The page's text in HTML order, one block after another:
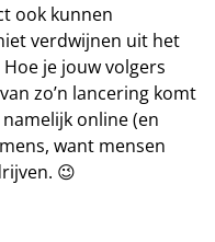
ook kunnen
verdwijnen uit het
je jouw volgers
zo’n lancering komt
online (en
want mensen
😉